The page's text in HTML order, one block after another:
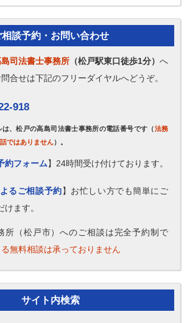
相談予約・お問い合わせ
司法書士事務所 （松戸駅東口徒歩1分） へ
合せは下記のフリーダイヤルへどうぞ。
918
、松戸の高島司法書士事務所の電話番号です（法務
ではありません）。
約フォーム】24時間受け付けております。
るご相談予約】お忙しい方でも簡単にご
けます。
所（松戸市）へのご相談は完全予約制で
無料相談は承っておりません
サイト内検索